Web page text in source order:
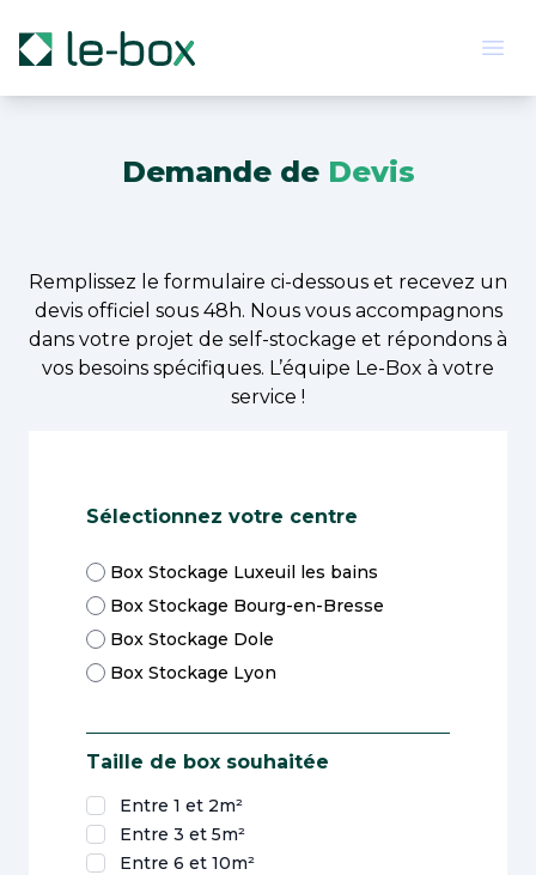
Le-Box
Demande de Devis
Remplissez le formulaire ci-dessous et recevez un
devis officiel sous 48h. Nous vous accompagnons
dans votre projet de self-stockage et répondons à
vos besoins spécifiques. L’équipe Le-Box à votre
service !
Sélectionnez votre centre
Box Stockage Luxeuil les bains
Box Stockage Bourg-en-Bresse
Box Stockage Dole
Box Stockage Lyon
Taille de box souhaitée
Entre 1 et 2m²
Entre 3 et 5m²
Entre 6 et 10m²